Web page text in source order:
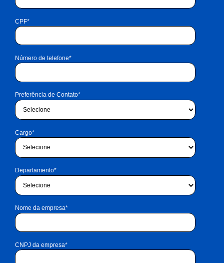
CPF*
Número de telefone*
Preferência de Contato*
Cargo*
Departamento*
Nome da empresa*
CNPJ da empresa*